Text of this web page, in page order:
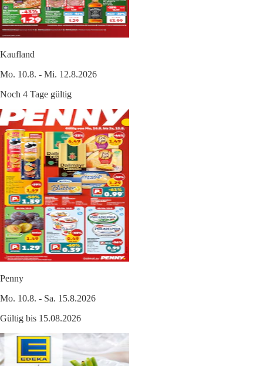
Kaufland
Mo. 10.8. - Mi. 12.8.2026
Noch 4 Tage gültig
Penny
Mo. 10.8. - Sa. 15.8.2026
Gültig bis 15.08.2026